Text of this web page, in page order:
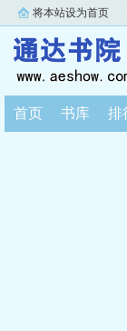
将本站设为首页
首页 书库 排